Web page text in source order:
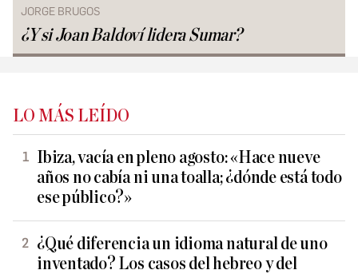
JORGE BRUGOS
¿Y si Joan Baldoví lidera Sumar?
LO MÁS LEÍDO
Ibiza, vacía en pleno agosto: «Hace nueve
años no cabía ni una toalla; ¿dónde está todo
ese público?»
¿Qué diferencia un idioma natural de uno
inventado? Los casos del hebreo y del